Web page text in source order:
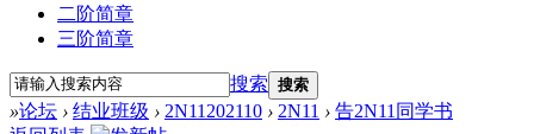
二阶简章
三阶简章
搜索 搜索
»论坛 › 结业班级 › 2N11202110 › 2N11 › 告2N11同学书